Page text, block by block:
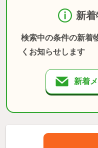
新
検索中の条件の新着
くお知らせします
新着